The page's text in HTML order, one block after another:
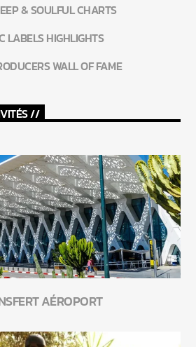
& SOULFUL CHARTS
LABELS HIGHLIGHTS
WALL OF FAME
//
AÉROPORT